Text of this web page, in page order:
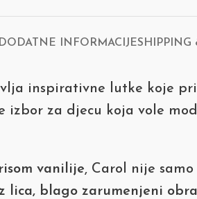
DODATNE INFORMACIJESHIPPING
inspirativne lutke koje
izbor za djecu koja vole
vanilije, Carol nije
lica, blago zarumenjeni